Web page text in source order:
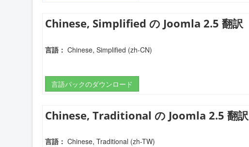
Chinese, Simplified の Joomla 2.5 翻訳
言語： Chinese, Simplified (zh-CN)
言語パックのダウンロード
Chinese, Traditional の Joomla 2.5 翻訳
言語： Chinese, Traditional (zh-TW)